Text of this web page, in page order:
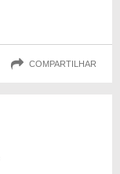
COMPARTILHAR